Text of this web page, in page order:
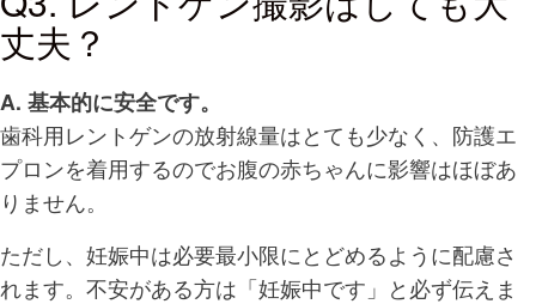
丈夫？
A. 基本的に安全です。
歯科用レントゲンの放射線量はとても少なく、防護エ
プロンを着用するのでお腹の赤ちゃんに影響はほぼあ
りません。
ただし、妊娠中は必要最小限にとどめるように配慮さ
れます。不安がある方は「妊娠中です」と必ず伝えま